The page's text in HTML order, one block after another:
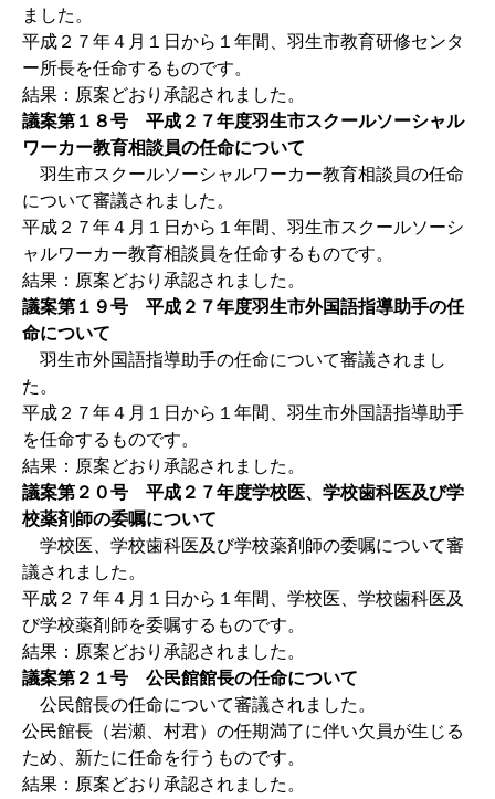
ました。
平成２７年４月１日から１年間、羽生市教育研修センタ
ー所長を任命するものです。
結果：原案どおり承認されました。
議案第１８号 平成２７年度羽生市スクールソーシャル
ワーカー教育相談員の任命について
羽生市スクールソーシャルワーカー教育相談員の任命
について審議されました。
平成２７年４月１日から１年間、羽生市スクールソーシ
ャルワーカー教育相談員を任命するものです。
結果：原案どおり承認されました。
議案第１９号 平成２７年度羽生市外国語指導助手の任
命について
羽生市外国語指導助手の任命について審議されまし
た。
平成２７年４月１日から１年間、羽生市外国語指導助手
を任命するものです。
結果：原案どおり承認されました。
議案第２０号 平成２７年度学校医、学校歯科医及び学
校薬剤師の委嘱について
学校医、学校歯科医及び学校薬剤師の委嘱について審
議されました。
平成２７年４月１日から１年間、学校医、学校歯科医及
び学校薬剤師を委嘱するものです。
結果：原案どおり承認されました。
議案第２１号 公民館館長の任命について
公民館長の任命について審議されました。
公民館長（岩瀬、村君）の任期満了に伴い欠員が生じる
ため、新たに任命を行うものです。
結果：原案どおり承認されました。